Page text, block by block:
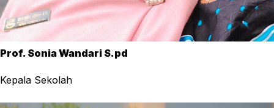
Prof. Sonia Wandari S.pd
Kepala Sekolah